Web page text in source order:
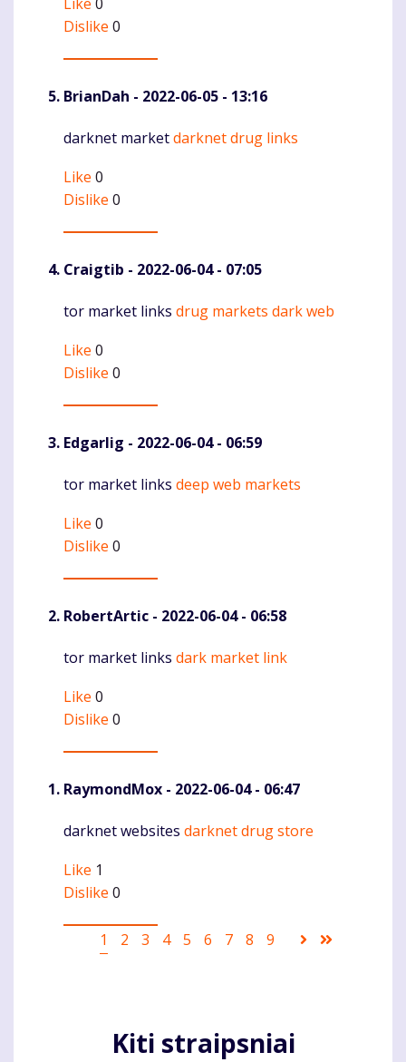
Dislike 0
BrianDah - 2022-06-05 - 13:16
Komentaras
darknet marketdarknet drug links
Like 0
Dislike 0
Craigtib - 2022-06-04 - 07:05
Komentaras
tor market links drug markets dark web
Like 0
Dislike 0
Edgarlig - 2022-06-04 - 06:59
Komentaras
tor market links deep web markets
Like 0
Dislike 0
RobertArtic - 2022-06-04 - 06:58
Komentaras
tor market links dark market link
Like 0
Dislike 0
RaymondMox - 2022-06-04 - 06:47
Komentaras
darknet websites darknet drug store
Like 1
Dislike 0
Pagination
Current
1 Puslapis
2 Puslapis
3 Puslapis
4 Puslapis
5 Puslapis
6 Puslapis
7 Puslapis
8 Puslapis
9
Sekantis
Kiti straipsniai